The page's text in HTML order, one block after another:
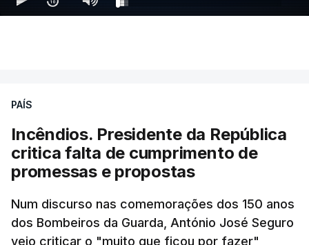
assinalando o início do terceiro ano de Pezeshkian
à frente do governo, teve na agenda o conflito
armado com os Estados Unidos e Israel, além das
questões económicas de um país em guerra que
se confronta agora com uma inflação de 88%.
De acordo com a informação oficial, que não indica
onde ou quando decorreu a reunião, Khamenei e
PAÍS
Incêndios. Presidente da República
critica falta de cumprimento de
promessas e propostas
Num discurso nas comemorações dos 150 anos
dos Bombeiros da Guarda, António José Seguro
veio criticar o "muito que ficou por fazer"